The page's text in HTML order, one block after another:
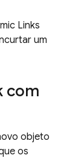
Links
um
com
objeto
os